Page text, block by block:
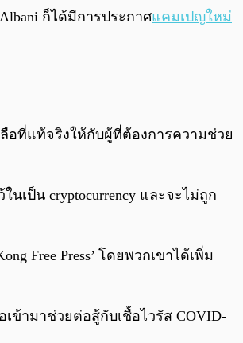
ก็ได้มีการประกาศแคมเปญใหม่
อที่แท้จริงให้กับผู้ที่ต้องการความช่วย
นเป็น cryptocurrency และจะไม่ถูก
Free Press’ โดยพวกเขาได้เพิ่ม
ข้ามาช่วยต่อสู้กับเชื้อไวรัส COVID-